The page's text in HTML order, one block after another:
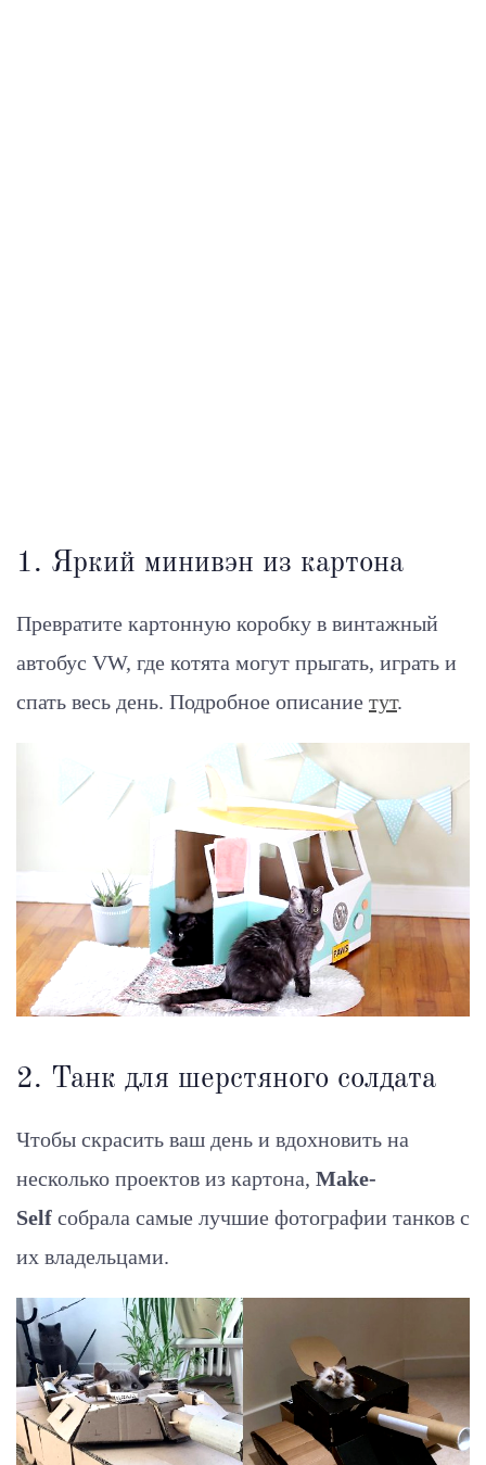
1. Яркий минивэн из картона
Превратите картонную коробку в винтажный
автобус VW, где котята могут прыгать, играть и
спать весь день. Подробное описание тут.
2. Танк для шерстяного солдата
Чтобы скрасить ваш день и вдохновить на
несколько проектов из картона, Make-
Self собрала самые лучшие фотографии танков с
их владельцами.